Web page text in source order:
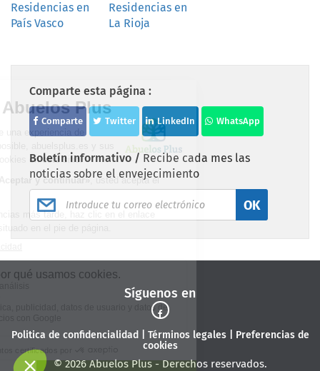
Residencias en
País Vasco
Residencias en
La Rioja
Comparte esta página :
Comparte Twitter LinkedIn WhatsApp
Boletín informativo / Recibe cada mes las
noticias sobre el envejecimiento
OK
Síguenos en
Politica de confidencialidad Términos legales| Preferencias de
cookies
© 2026 Abuelos Plus - Derechos reservados.